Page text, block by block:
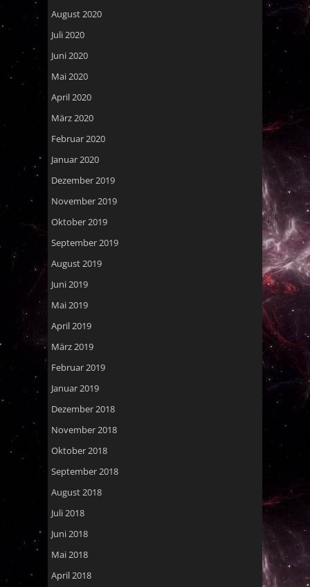
August 2020
Juli 2020
Juni 2020
Mai 2020
April 2020
März 2020
Februar 2020
Januar 2020
Dezember 2019
November 2019
Oktober 2019
September 2019
August 2019
Juni 2019
Mai 2019
April 2019
März 2019
Februar 2019
Januar 2019
Dezember 2018
November 2018
Oktober 2018
September 2018
August 2018
Juli 2018
Juni 2018
Mai 2018
April 2018